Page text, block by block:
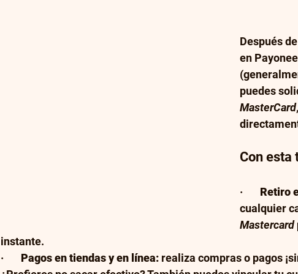
Después
en
puedes
MasterCard
Con esta
· Retiro
cualquier
Mastercard
instante.
· Pagos en tiendas y en línea: realiza compras o pagos